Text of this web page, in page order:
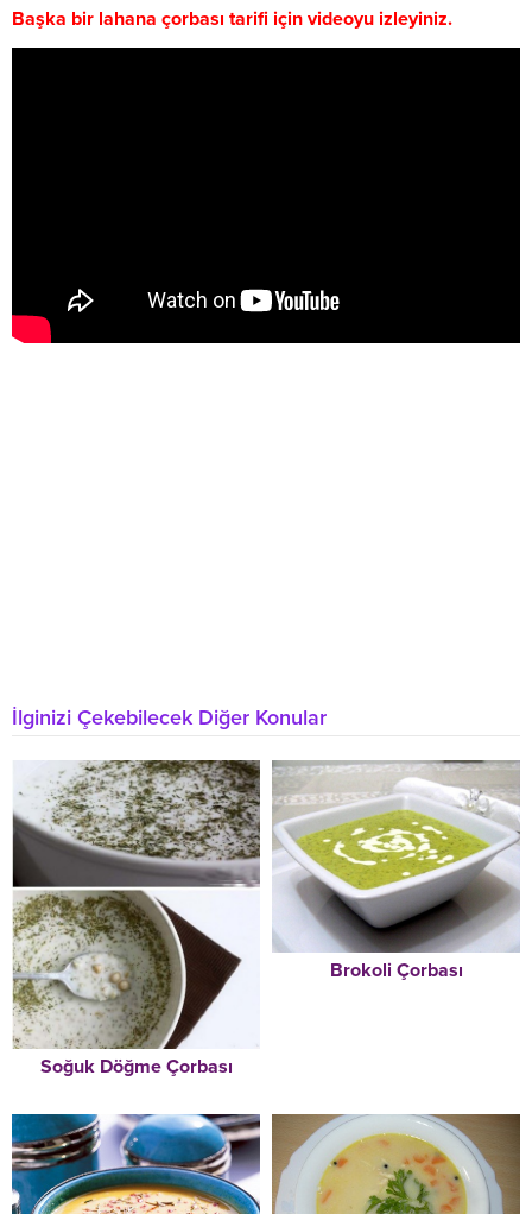
Başka bir lahana çorbası tarifi için videoyu izleyiniz.
İlginizi Çekebilecek Diğer Konular
Soğuk Döğme Çorbası
Brokoli Çorbası